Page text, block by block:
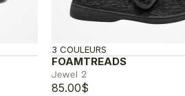
FOAMTREADS
Jewel 2
3 COULEURS
85.00$